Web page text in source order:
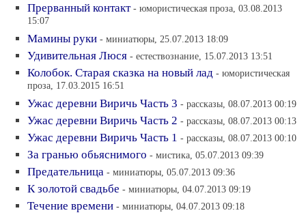
Прерванный контакт - юмористическая проза, 03.08.2013
15:07
Мамины руки - миниатюры, 25.07.2013 18:09
Удивительная Люся - естествознание, 15.07.2013 13:51
Колобок. Старая сказка на новый лад - юмористическая
проза, 17.03.2015 16:51
Ужас деревни Виричь Часть 3 - рассказы, 08.07.2013 00:19
Ужас деревни Виричь Часть 2 - рассказы, 08.07.2013 00:13
Ужас деревни Виричь Часть 1 - рассказы, 08.07.2013 00:10
За гранью обьяснимого - мистика, 05.07.2013 09:39
Предательница - миниатюры, 05.07.2013 09:36
К золотой свадьбе - миниатюры, 04.07.2013 09:19
Течение времени - миниатюры, 04.07.2013 09:18